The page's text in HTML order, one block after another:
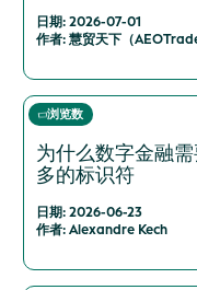
日期: 2026-07-01
作者: 慧贸天下（
浏览数
为什么数字金融
多的标识符
日期: 2026-06-23
作者: Alexandre Kech